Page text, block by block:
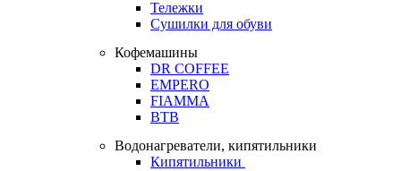
Тележки
Сушилки для обуви
Кофемашины
DR COFFEE
EMPERO
FIAMMA
BTB
Водонагреватели, кипятильники
Кипятильники